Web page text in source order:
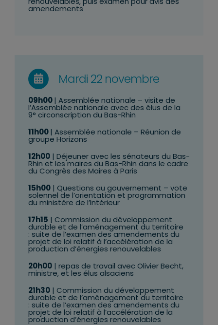
amendements
Mardi 22 novembre
09h00| Assemblée nationale – visite de
l’Assemblée nationale avec des élus de la
9° circonscription du Bas-Rhin
11h00| Assemblée nationale – Réunion de
groupe Horizons
12h00| Déjeuner avec les sénateurs du Bas-
Rhin et les maires du Bas-Rhin dans le cadre
du Congrès des Maires à Paris
15h00| Questions au gouvernement – vote
solennel de l’orientation et programmation
du ministère de l’Intérieur
17h15 | Commission du développement
durable et de l’aménagement du territoire
: suite de l’examen des amendements du
projet de loi relatif à l’accélération de la
production d’énergies renouvelables
20h00| repas de travail avec Olivier Becht,
ministre, et les élus alsaciens
21h30| Commission du développement
durable et de l’aménagement du territoire
: suite de l’examen des amendements du
projet de loi relatif à l’accélération de la
production d’énergies renouvelables